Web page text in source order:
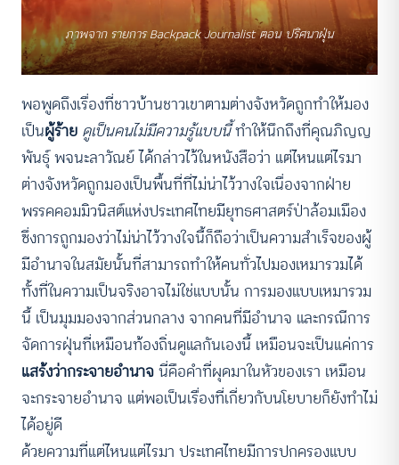
ภาพจาก รายการ Backpack Journalist ตอน ปริศนาฝุ่น
พอพูดถึงเรื่องที่ชาวบ้านชาวเขาตามต่างจังหวัดถูกทำให้มอง
เป็นผู้ร้าย ดูเป็นคนไม่มีความรู้แบบนี้ทำให้นึกถึงที่คุณภิญญ
พันธุ์ พจนะลาวัณย์ ได้กล่าวไว้ในหนังสือว่า แต่ไหนแต่ไรมา
ต่างจังหวัดถูกมองเป็นพื้นที่ที่ไม่น่าไว้วางใจเนื่องจากฝ่าย
พรรคคอมมิวนิสต์แห่งประเทศไทยมียุทธศาสตร์ป่าล้อมเมือง
ซึ่งการถูกมองว่าไม่น่าไว้วางใจนี้ก็ถือว่าเป็นความสำเร็จของผู้
มีอำนาจในสมัยนั้นที่สามารถทำให้คนทั่วไปมองเหมารวมได้
ทั้งที่ในความเป็นจริงอาจไม่ใช่แบบนั้น การมองแบบเหมารวม
นี้ เป็นมุมมองจากส่วนกลาง จากคนที่มีอำนาจ และกรณีการ
จัดการฝุ่นที่เหมือนท้องถิ่นดูแลกันเองนี้ เหมือนจะเป็นแค่การ
แสร้งว่ากระจายอำนาจนี่คือคำที่ผุดมาในหัวของเรา เหมือน
จะกระจายอำนาจ แต่พอเป็นเรื่องที่เกี่ยวกับนโยบายก็ยังทำไม่
ได้อยู่ดี
ด้วยความที่แต่ไหนแต่ไรมา ประเทศไทยมีการปกครองแบบ